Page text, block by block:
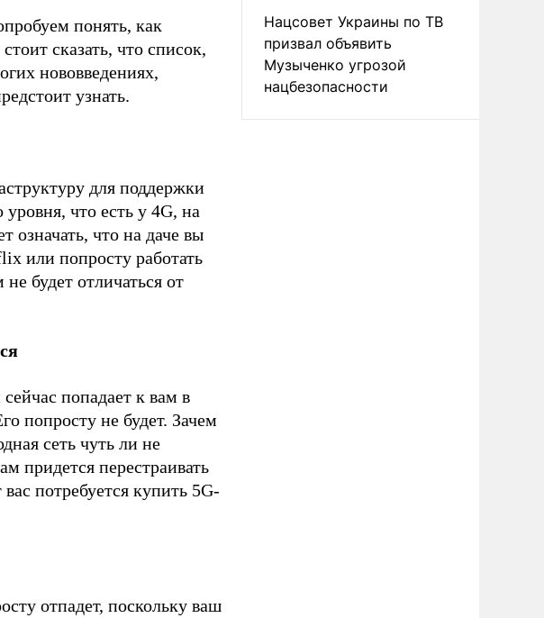
понять, как
сказать, что список,
нововведениях,
узнать.
для поддержки
уровня, что есть у 4G, на
означать, что на даче вы
или попросту работать
будет отличаться от
попадает к вам в
попросту не будет. Зачем
сеть чуть ли не
придется перестраивать
потребуется купить 5G-
отпадет, поскольку ваш
Нацсовет Украины по ТВ
призвал объявить
Музыченко угрозой
нацбезопасности